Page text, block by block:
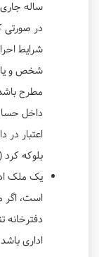
در صورتی
شخص و یا
داخل
اعتبار
بلوکه
یک ملک
است، اگر
اداری